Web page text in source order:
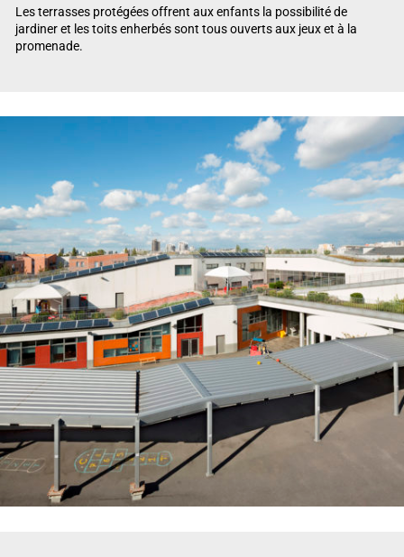
Les terrasses protégées offrent aux enfants la possibilité de
jardiner et les toits enherbés sont tous ouverts aux jeux et à la
promenade.